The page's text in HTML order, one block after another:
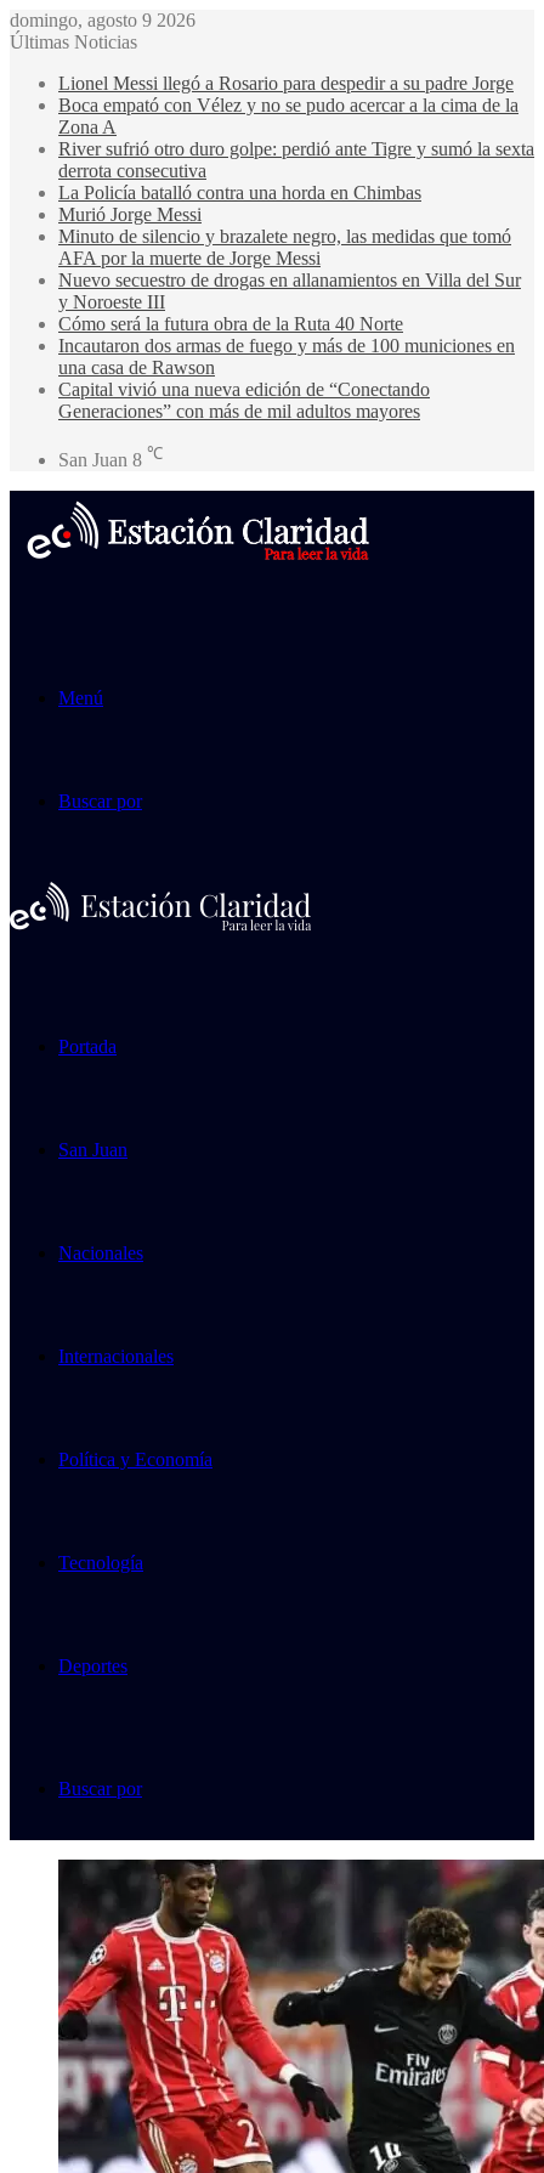
domingo, agosto 9 2026
Últimas Noticias
Lionel Messi llegó a Rosario para despedir a su padre Jorge
Boca empató con Vélez y no se pudo acercar a la cima de la
Zona A
River sufrió otro duro golpe: perdió ante Tigre y sumó la sexta
derrota consecutiva
La Policía batalló contra una horda en Chimbas
Murió Jorge Messi
Minuto de silencio y brazalete negro, las medidas que tomó
AFA por la muerte de Jorge Messi
Nuevo secuestro de drogas en allanamientos en Villa del Sur
y Noroeste III
Cómo será la futura obra de la Ruta 40 Norte
Incautaron dos armas de fuego y más de 100 municiones en
una casa de Rawson
Capital vivió una nueva edición de “Conectando
Generaciones” con más de mil adultos mayores
San Juan 8 ℃
Menú
Buscar por
Portada
San Juan
Nacionales
Internacionales
Política y Economía
Tecnología
Deportes
Buscar por